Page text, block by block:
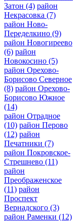
Затон (4) район
Некрасовка (7)
район Ново-
Переделкино (9)
район Новогиреево
(6) район
Новокосино (5)
район Орехово-
Борисово Северное
(8) район Орехово-
Борисово Южное
(14)
район Отрадное
(10) район Перово
(12) район
Печатники (7)
район Покровское-
Стрешнево (11)
район
Преображенское
(11) район
Проспект
Вернадского (3)
район Раменки (12)